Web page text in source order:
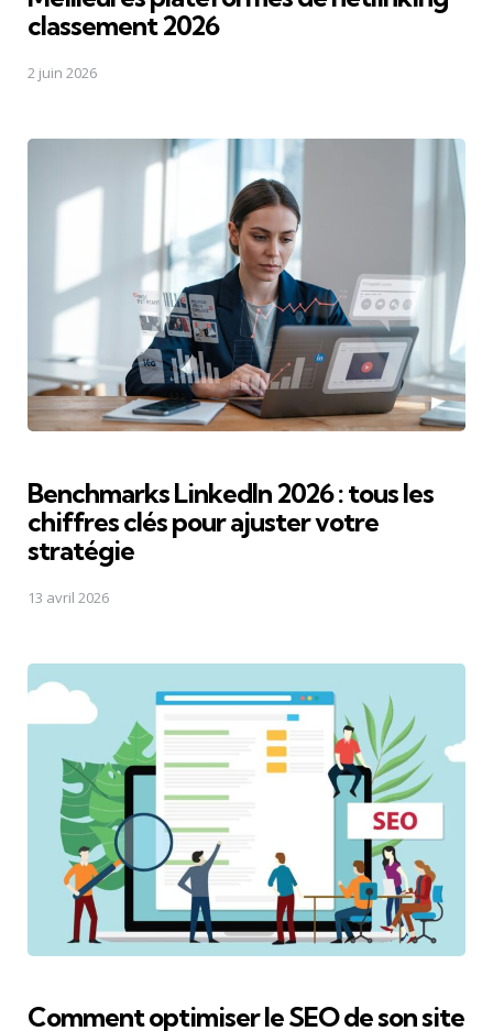
classement 2026
2 juin 2026
Benchmarks LinkedIn 2026 : tous les
chiffres clés pour ajuster votre
stratégie
13 avril 2026
Comment optimiser le SEO de son site